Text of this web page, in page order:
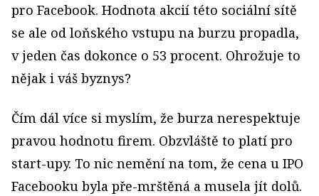
pro Facebook. Hodnota akcií této sociální sítě
se ale od loňského vstupu na burzu propadla,
v jeden čas dokonce o 53 procent. Ohrožuje to
nějak i váš byznys?
Čím dál více si myslím, že burza nerespektuje
pravou hodnotu firem. Obzvláště to platí pro
start-upy. To nic nemění na tom, že cena u IPO
Facebooku byla pře-mrštěná a musela jít dolů.